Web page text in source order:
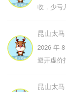
收，少亏
昆山太
2026 年
避开虚价
昆山太